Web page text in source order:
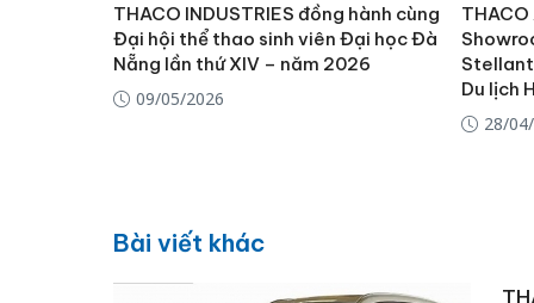
THACO INDUSTRIES đồng hành cùng
Đại hội thể thao sinh viên Đại học Đà
Nẵng lần thứ XIV – năm 2026
09/05/2026
Du lịch
28/
Bài viết khác